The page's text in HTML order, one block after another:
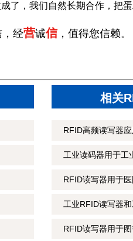
了，我们自然长期合作，把
，经营诚信，值得您信赖。
相关
RFID高频读写器
工业读码器用于工
RFID读写器用于
工业RFID读写器
RFID读写器用于